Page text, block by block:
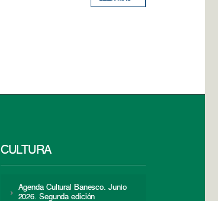
CULTURA
Agenda Cultural Banesco. Junio
2026. Segunda edición